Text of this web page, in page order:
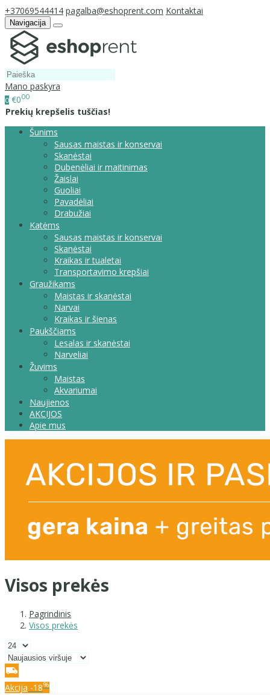
+37069544414 pagalba@eshoprent.com Kontaktai
Navigacija
Mano paskyra
0 €000
Prekių krepšelis tuščias!
Šunims
Sausas maistas ir konservai
Skanėstai
Dubenėliai ir maitinimas
Žaislai
Guoliai
Pavadėliai
Drabužiai
Katėms
Sausas maistas ir konservai
Skanėstai
Kraikas ir tualetai
Transportavimo krepšiai
Graužikams
Maistas ir skanėstai
Narvai
Kraikas ir šienas
Paukščiams
Lesalas ir skanėstai
Narveliai
Žuvims
Maistas
Akvariumai
Naujienos
AKCIJOS
Apie mus
Visos prekės
Pagrindinis
Visos prekės
Akcija -18%